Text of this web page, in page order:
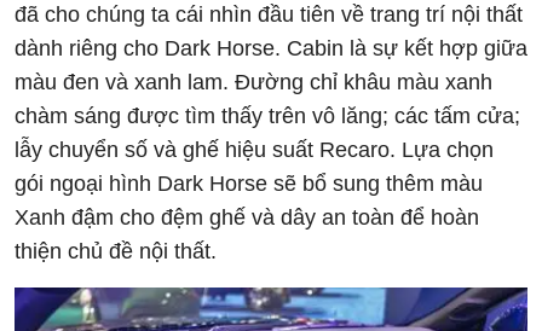
đã cho chúng ta cái nhìn đầu tiên về trang trí nội thất
dành riêng cho Dark Horse. Cabin là sự kết hợp giữa
màu đen và xanh lam. Đường chỉ khâu màu xanh
chàm sáng được tìm thấy trên vô lăng; các tấm cửa;
lẫy chuyển số và ghế hiệu suất Recaro. Lựa chọn
gói ngoại hình Dark Horse sẽ bổ sung thêm màu
Xanh đậm cho đệm ghế và dây an toàn để hoàn
thiện chủ đề nội thất.